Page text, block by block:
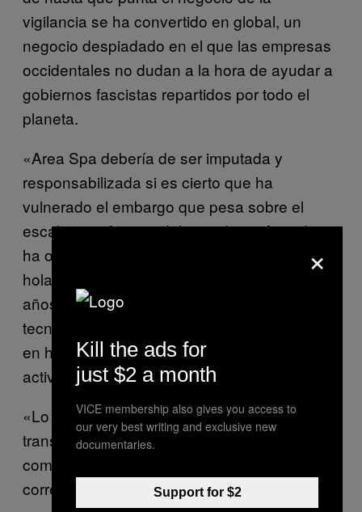
vigilancia se ha convertido en global, un
negocio despiadado en el que las empresas
occidentales no dudan a la hora de ayudar a
gobiernos fascistas repartidos por todo el
planeta.
«Area Spa debería de ser imputada y
responsabilizada si es cierto que ha
vulnerado el embargo que pesa sobre el
escabroso régimen del presidente Assad»,
ha opinado Marietje Schaake, una miembro
holandesa del Parlamento Europeo, que lleva
años trabajando con compañías
tecnológicas, y que fue una de las primeras
en hacer sonar la señal de alarma sobre las
actividades de Area Spa en Siria.
«Lo mejor sería prevenir que este tipo de
transacciones lleguen siquiera a suceder»,
comenta para
correo electrónico.
×
Kill the ads for
just $2 a month
VICE membership also gives you access to
our very best writing and exclusive new
documentaries.
Support for $2